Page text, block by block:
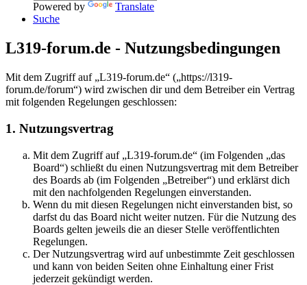
Powered by
Translate
Suche
L319-forum.de - Nutzungsbedingungen
Mit dem Zugriff auf „L319-forum.de“ („https://l319-
forum.de/forum“) wird zwischen dir und dem Betreiber ein Vertrag
mit folgenden Regelungen geschlossen:
1. Nutzungsvertrag
Mit dem Zugriff auf „L319-forum.de“ (im Folgenden „das
Board“) schließt du einen Nutzungsvertrag mit dem Betreiber
des Boards ab (im Folgenden „Betreiber“) und erklärst dich
mit den nachfolgenden Regelungen einverstanden.
Wenn du mit diesen Regelungen nicht einverstanden bist, so
darfst du das Board nicht weiter nutzen. Für die Nutzung des
Boards gelten jeweils die an dieser Stelle veröffentlichten
Regelungen.
Der Nutzungsvertrag wird auf unbestimmte Zeit geschlossen
und kann von beiden Seiten ohne Einhaltung einer Frist
jederzeit gekündigt werden.